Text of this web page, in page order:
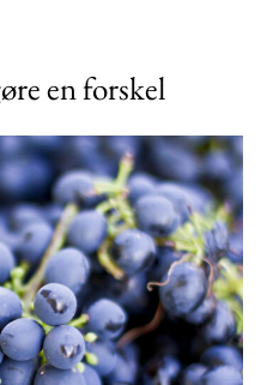
MONTHLY PRICING
en forskel